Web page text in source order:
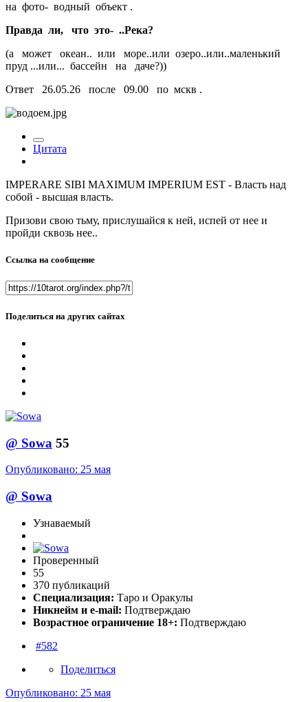
на фото- водный объект .
Правда ли, что это- ..Река?
(а может океан.. или море..или озеро..или..маленький
пруд ...или... бассейн на даче?))
Ответ 26.05.26 после 09.00 по мскв .
Цитата
IMPERARE SIBI MAXIMUM IMPERIUM EST - Власть над
собой - высшая власть.
Призови свою тьму, прислушайся к ней, испей от нее и
пройди сквозь нее..
Ссылка на сообщение
Поделиться на других сайтах
@ Sowa 55
Опубликовано: 25 мая
@ Sowa
Узнаваемый
Проверенный
55
370 публикаций
Специализация: Таро и Оракулы
Никнейм и e-mail: Подтверждаю
Возрастное ограничение 18+: Подтверждаю
#582
Поделиться
Опубликовано: 25 мая